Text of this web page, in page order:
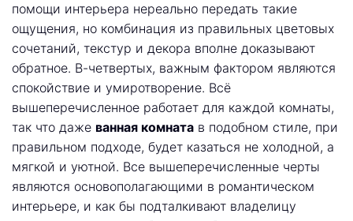
помощи интерьера нереально передать такие
ощущения, но комбинация из правильных цветовых
сочетаний, текстур и декора вполне доказывают
обратное. В-четвертых, важным фактором являются
спокойствие и умиротворение. Всё
вышеперечисленное работает для каждой комнаты,
так что даже ванная комната в подобном стиле, при
правильном подходе, будет казаться не холодной, а
мягкой и уютной. Все вышеперечисленные черты
являются основополагающими в романтическом
интерьере, и как бы подталкивают владелицу